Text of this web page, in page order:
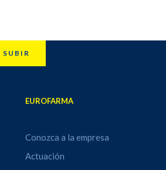
SUBIR
EUROFARMA
Conozca a la empresa
Actuación